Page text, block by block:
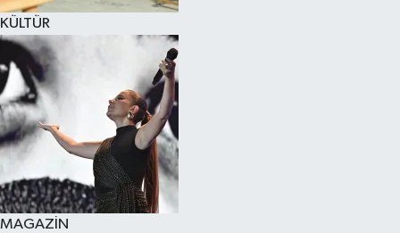
KÜLTÜR
MAGAZİN